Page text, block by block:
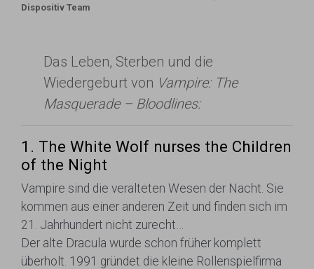
Dispositiv Team
Das Leben, Sterben und die
Wiedergeburt von Vampire: The
Masquerade – Bloodlines:
1. The White Wolf nurses the Children
of the Night
Vampire sind die veralteten Wesen der Nacht. Sie
kommen aus einer anderen Zeit und finden sich im
21. Jahrhundert nicht zurecht…
Der alte Dracula wurde schon früher komplett
überholt. 1991 gründet die kleine Rollenspielfirma